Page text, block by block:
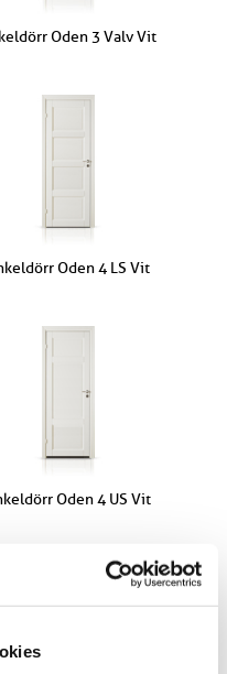
Oden 3 Valv Vit
Oden 4 LS Vit
Oden 4 US Vit